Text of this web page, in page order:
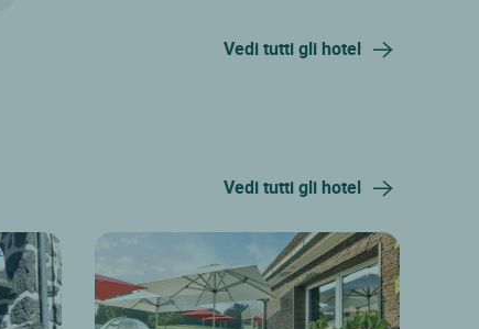
Vedi tutti gli hotel
Vedi tutti gli hotel